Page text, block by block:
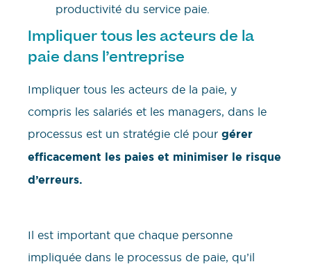
productivité du service paie.
Impliquer tous les acteurs de la
paie dans l’entreprise
Impliquer tous les acteurs de la paie, y
compris les salariés et les managers, dans le
processus est un stratégie clé pour gérer
efficacement les paies et minimiser le risque
d’erreurs.
Il est important que chaque personne
impliquée dans le processus de paie, qu’il